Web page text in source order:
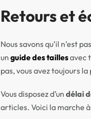
Retours et
Nous savons qu’il n’est
unguide des taillesavec
pas, vous avez toujours
Vous disposez d’undélai
articles. Voici la marche à